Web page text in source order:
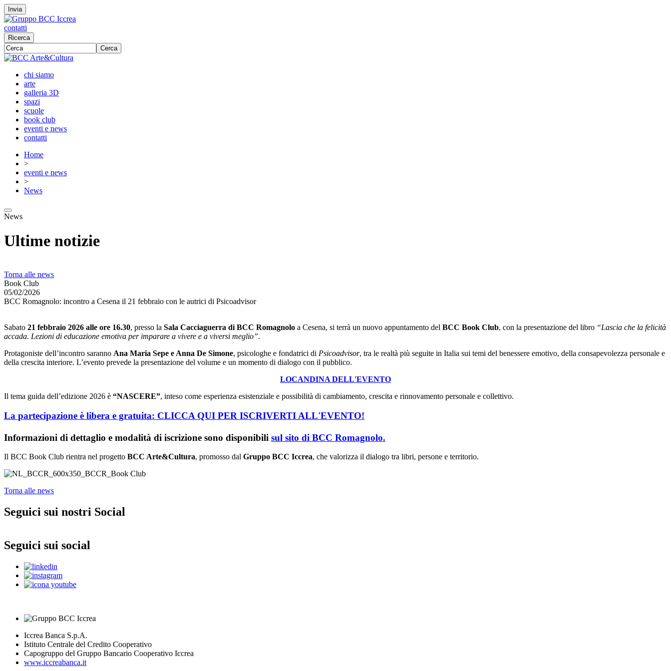
Invia
contatti
Ricerca
Cerca
chi siamo
arte
galleria 3D
spazi
scuole
book club
eventi e news
contatti
Home
>
eventi e news
>
News
News
Ultime notizie
Torna alle news
Book Club
05/02/2026
BCC Romagnolo: incontro a Cesena il 21 febbraio con le autrici di Psicoadvisor
Sabato 21 febbraio 2026 alle ore 16.30, presso la Sala Cacciaguerra di BCC Romagnolo a Cesena, si terrà un nuovo appuntamento del BCC Book Club, con la presentazione del libro “Lascia che la felicità
accada. Lezioni di educazione emotiva per imparare a vivere e a viversi meglio”.
Protagoniste dell’incontro saranno Ana Maria Sepe e Anna De Simone, psicologhe e fondatrici di Psicoadvisor, tra le realtà più seguite in Italia sui temi del benessere emotivo, della consapevolezza personale e
della crescita interiore. L’evento prevede la presentazione del volume e un momento di dialogo con il pubblico.
LOCANDINA DELL'EVENTO
Il tema guida dell’edizione 2026 è “NASCERE”, inteso come esperienza esistenziale e possibilità di cambiamento, crescita e rinnovamento personale e collettivo.
La partecipazione è libera e gratuita: CLICCA QUI PER ISCRIVERTI ALL'EVENTO!
Informazioni di dettaglio e modalità di iscrizione sono disponibili sul sito di BCC Romagnolo.
Il BCC Book Club rientra nel progetto BCC Arte&Cultura, promosso dal Gruppo BCC Iccrea, che valorizza il dialogo tra libri, persone e territorio.
Torna alle news
Seguici sui nostri Social
Seguici sui social
Iccrea Banca S.p.A.
Istituto Centrale del Credito Cooperativo
Capogruppo del Gruppo Bancario Cooperativo Iccrea
www.iccreabanca.it